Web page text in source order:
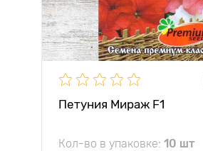
Петуния Мираж F1
Кол-во в упаковке: 10 шт